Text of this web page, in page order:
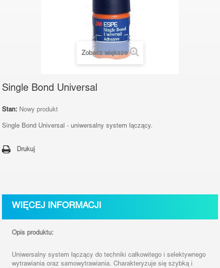
Zobacz większe
Single Bond Universal
Stan: Nowy produkt
Single Bond Universal - uniwersalny system łączący.
Drukuj
WIĘCEJ INFORMACJI
Opis produktu:
Uniwersalny system łączącydo techniki całkowitego i selektywnego
wytrawiania oraz samowytrawiania. Charakteryzuje się szybką i